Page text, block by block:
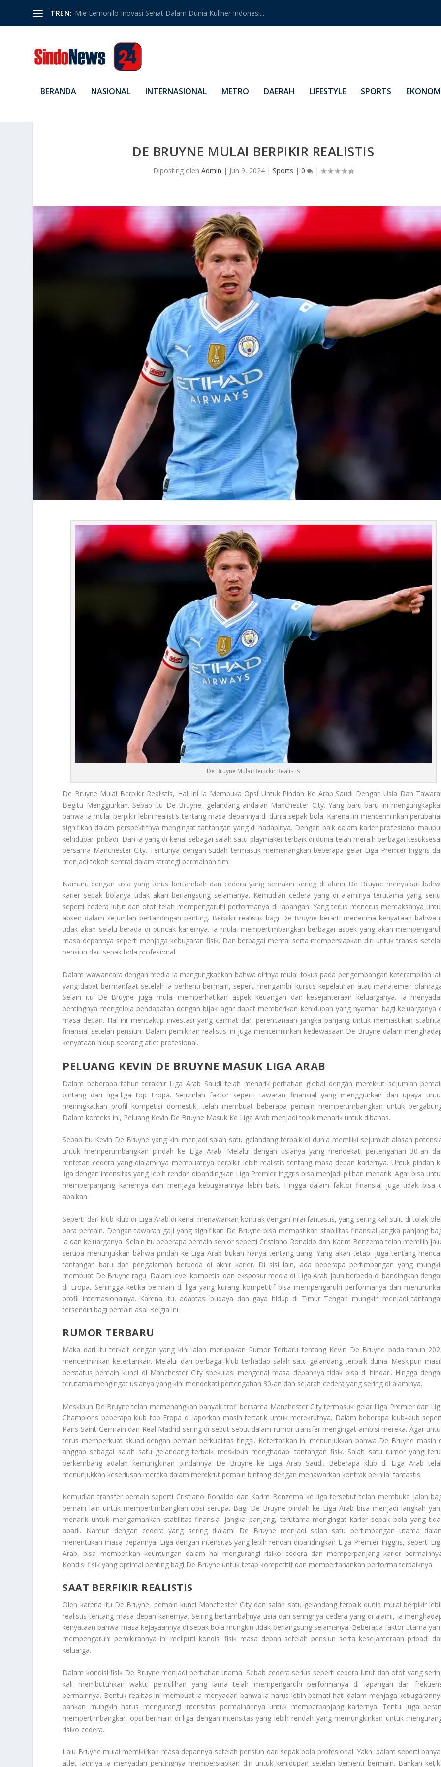
TREN: Mie Lemonilo Inovasi Sehat Dalam Dunia Kuliner Indonesi...
BERANDA NASIONAL INTERNASIONAL METRO DAERAH LIFESTYLE SPORTS
DE BRUYNE MULAI BERPIKIR REALISTIS
Diposting olehAdmin | Jun 9, 2024 |Sports |0 |
De Bruyne Mulai Berpikir Realistis
De Bruyne Mulai Berpikir Realistis, Hal Ini Ia Membuka Opsi Untuk Pindah Ke Arab Saudi Dengan Usia Dan
Begitu Menggiurkan. Sebab itu De Bruyne, gelandang andalan Manchester City. Yang baru-baru ini
bahwa ia mulai berpikir lebih realistis tentang masa depannya di dunia sepak bola. Karena ini mencerminkan
signifikan dalam perspektifnya mengingat tantangan yang di hadapinya. Dengan baik dalam karier profesional
kehidupan pribadi. Dan ia yang di kenal sebagai salah satu playmaker terbaik di dunia telah meraih berbagai
bersama Manchester City. Tentunya dengan sudah termasuk memenangkan beberapa gelar Liga Premier Inggris
menjadi tokoh sentral dalam strategi permainan tim.
Namun, dengan usia yang terus bertambah dan cedera yang semakin sering di alami De Bruyne menyadari
karier sepak bolanya tidak akan berlangsung selamanya. Kemudian cedera yang di alaminya terutama yang
seperti cedera lutut dan otot telah mempengaruhi performanya di lapangan. Yang terus menerus memaksanya
absen dalam sejumlah pertandingan penting. Berpikir realistis bagi De Bruyne berarti menerima kenyataan bahwa
tidak akan selalu berada di puncak kariernya. Ia mulai mempertimbangkan berbagai aspek yang akan
masa depannya seperti menjaga kebugaran fisik. Dan berbagai mental serta mempersiapkan diri untuk transisi
pensiun dari sepak bola profesional.
Dalam wawancara dengan media ia mengungkapkan bahwa dirinya mulai fokus pada pengembangan keterampilan
yang dapat bermanfaat setelah ia berhenti bermain, seperti mengambil kursus kepelatihan atau manajemen
Selain itu De Bruyne juga mulai memperhatikan aspek keuangan dan kesejahteraan keluarganya. Ia
pentingnya mengelola pendapatan dengan bijak agar dapat memberikan kehidupan yang nyaman bagi keluarganya
masa depan. Hal ini mencakup investasi yang cermat dan perencanaan jangka panjang untuk memastikan
finansial setelah pensiun. Dalam pemikiran realistis ini juga mencerminkan kedewasaan De Bruyne dalam
kenyataan hidup seorang atlet profesional.
PELUANG KEVIN DE BRUYNE MASUK LIGA ARAB
Dalam beberapa tahun terakhir Liga Arab Saudi telah menarik perhatian global dengan merekrut sejumlah
bintang dari liga-liga top Eropa. Sejumlah faktor seperti tawaran finansial yang menggiurkan dan upaya
meningkatkan profil kompetisi domestik, telah membuat beberapa pemain mempertimbangkan untuk
Dalam konteks ini, Peluang Kevin De Bruyne Masuk Ke Liga Arab menjadi topik menarik untuk dibahas.
Sebab itu Kevin De Bruyne yang kini menjadi salah satu gelandang terbaik di dunia memiliki sejumlah alasan
untuk mempertimbangkan pindah ke Liga Arab. Melalui dengan usianya yang mendekati pertengahan 30-an
rentetan cedera yang dialaminya membuatnya berpikir lebih realistis tentang masa depan kariernya. Untuk pindah
liga dengan intensitas yang lebih rendah dibandingkan Liga Premier Inggris bisa menjadi pilihan menarik. Agar bisa
memperpanjang kariernya dan menjaga kebugarannya lebih baik. Hingga dalam faktor finansial juga tidak bisa
abaikan.
Seperti dari klub-klub di Liga Arab di kenal menawarkan kontrak dengan nilai fantastis, yang sering kali sulit di tolak
para pemain. Dengan tawaran gaji yang signifikan De Bruyne bisa memastikan stabilitas finansial jangka panjang
ia dan keluarganya. Selain itu beberapa pemain senior seperti Cristiano Ronaldo dan Karim Benzema telah memilih
serupa menunjukkan bahwa pindah ke Liga Arab bukan hanya tentang uang. Yang akan tetapi juga tentang
tantangan baru dan pengalaman berbeda di akhir karier. Di sisi lain, ada beberapa pertimbangan yang
membuat De Bruyne ragu. Dalam level kompetisi dan eksposur media di Liga Arab jauh berbeda di bandingkan
di Eropa. Sehingga ketika bermain di liga yang kurang kompetitif bisa mempengaruhi performanya dan
profil internasionalnya. Karena itu, adaptasi budaya dan gaya hidup di Timur Tengah mungkin menjadi
tersendiri bagi pemain asal Belgia ini.
RUMOR TERBARU
Maka dari itu terkait dengan yang kini ialah merupakan Rumor Terbaru tentang Kevin De Bruyne pada tahun
mencerminkan ketertarikan. Melalui dari berbagai klub terhadap salah satu gelandang terbaik dunia. Meskipun
berstatus pemain kunci di Manchester City spekulasi mengenai masa depannya tidak bisa di hindari. Hingga
terutama mengingat usianya yang kini mendekati pertengahan 30-an dan sejarah cedera yang sering di alaminya.
Meskipun De Bruyne telah memenangkan banyak trofi bersama Manchester City termasuk gelar Liga Premier dan
Champions beberapa klub top Eropa di laporkan masih tertarik untuk merekrutnya. Dalam beberapa klub-klub
Paris Saint-Germain dan Real Madrid sering di sebut-sebut dalam rumor transfer mengingat ambisi mereka. Agar
terus memperkuat skuad dengan pemain berkualitas tinggi. Ketertarikan ini menunjukkan bahwa De Bruyne masih
anggap sebagai salah satu gelandang terbaik meskipun menghadapi tantangan fisik. Salah satu rumor yang
berkembang adalah kemungkinan pindahnya De Bruyne ke Liga Arab Saudi. Beberapa klub di Liga Arab
menunjukkan keseriusan mereka dalam merekrut pemain bintang dengan menawarkan kontrak bernilai fantastis.
Kemudian transfer pemain seperti Cristiano Ronaldo dan Karim Benzema ke liga tersebut telah membuka jalan
pemain lain untuk mempertimbangkan opsi serupa. Bagi De Bruyne pindah ke Liga Arab bisa menjadi langkah
menarik untuk mengamankan stabilitas finansial jangka panjang, terutama mengingat karier sepak bola yang
abadi. Namun dengan cedera yang sering dialami De Bruyne menjadi salah satu pertimbangan utama
menentukan masa depannya. Liga dengan intensitas yang lebih rendah dibandingkan Liga Premier Inggris, seperti
Arab, bisa memberikan keuntungan dalam hal mengurangi risiko cedera dan memperpanjang karier
Kondisi fisik yang optimal penting bagi De Bruyne untuk tetap kompetitif dan mempertahankan performa terbaiknya.
SAAT BERFIKIR REALISTIS
Oleh karena itu De Bruyne, pemain kunci Manchester City dan salah satu gelandang terbaik dunia mulai berpikir
realistis tentang masa depan kariernya. Seiring bertambahnya usia dan seringnya cedera yang di alami, ia
kenyataan bahwa masa kejayaannya di sepak bola mungkin tidak berlangsung selamanya. Beberapa faktor utama
mempengaruhi pemikirannya ini meliputi kondisi fisik masa depan setelah pensiun serta kesejahteraan pribadi
keluarga.
Dalam kondisi fisik De Bruyne menjadi perhatian utama. Sebab cedera serius seperti cedera lutut dan otot yang
kali membutuhkan waktu pemulihan yang lama telah mempengaruhi performanya di lapangan dan
bermainnya. Bentuk realitas ini membuat ia menyadari bahwa ia harus lebih berhati-hati dalam menjaga
bahkan mungkin harus mengurangi intensitas permainannya untuk memperpanjang kariernya. Tentu juga
mempertimbangkan opsi bermain di liga dengan intensitas yang lebih rendah yang memungkinkan untuk
risiko cedera.
Lalu Bruyne mulai memikirkan masa depannya setelah pensiun dari sepak bola profesional. Yakni dalam seperti
atlet lainnya ia menyadari pentingnya mempersiapkan diri untuk kehidupan setelah berhenti bermain. Bahkan